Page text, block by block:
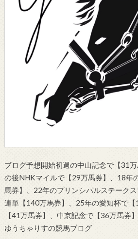
ブログ予想開始初週の中山記念で【31
の後NHKマイルで【29万馬券】、18年
馬券】、22年のプリンシパルステーク
連単【140万馬券】、25年の愛知杯で【
【41万馬券】、中京記念で【36万馬券
ゆうちゃりすの競馬ブログ